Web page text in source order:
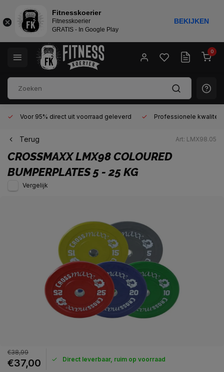
0
Voor 95% direct uit voorraad geleverd Professionele kwaliteit
Terug Art: LMX98.05
CROSSMAXXLMX98 COLOURED
BUMPERPLATES 5 - 25 KG
Vergelijk
€38,99
€37,00 Direct leverbaar, ruim op voorraad
Fitnesskoerier
Fitnesskoerier
GRATIS - In Google Play
BEKIJKEN